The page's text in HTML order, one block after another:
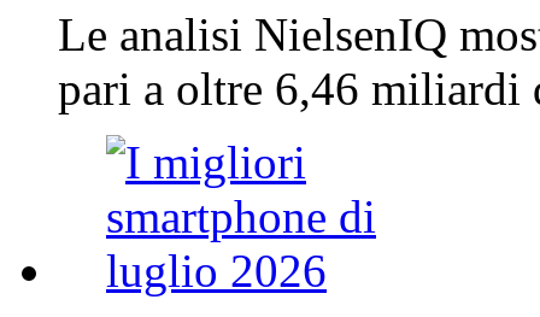
Le analisi NielsenIQ
pari a oltre 6,46